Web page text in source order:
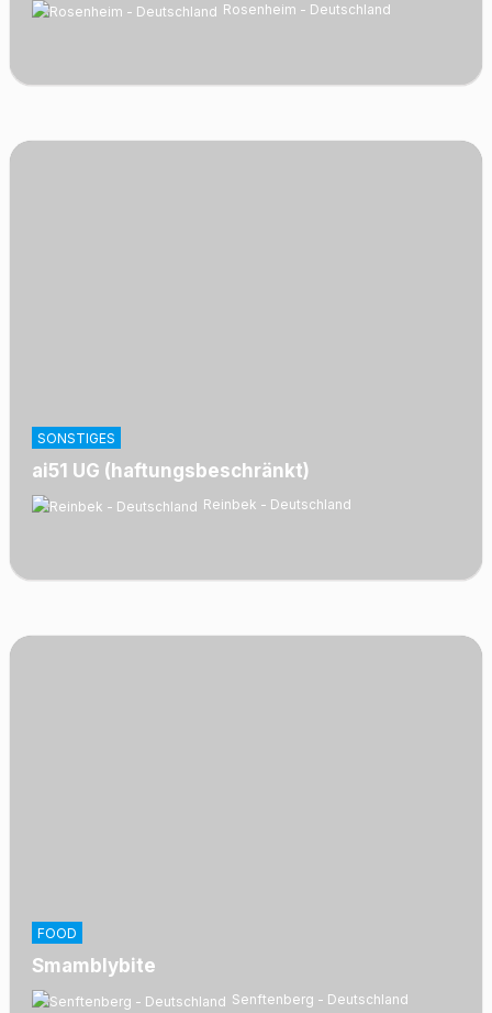
Rosenheim - Deutschland
SONSTIGES
ai51 UG (haftungsbeschränkt)
Reinbek - Deutschland
FOOD
Smamblybite
Senftenberg - Deutschland